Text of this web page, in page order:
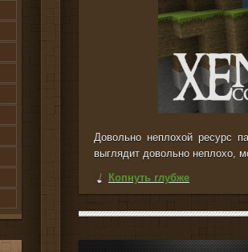
Довольно неплохой ресурс
выглядит довольно неплохо,
Копнуть глубже